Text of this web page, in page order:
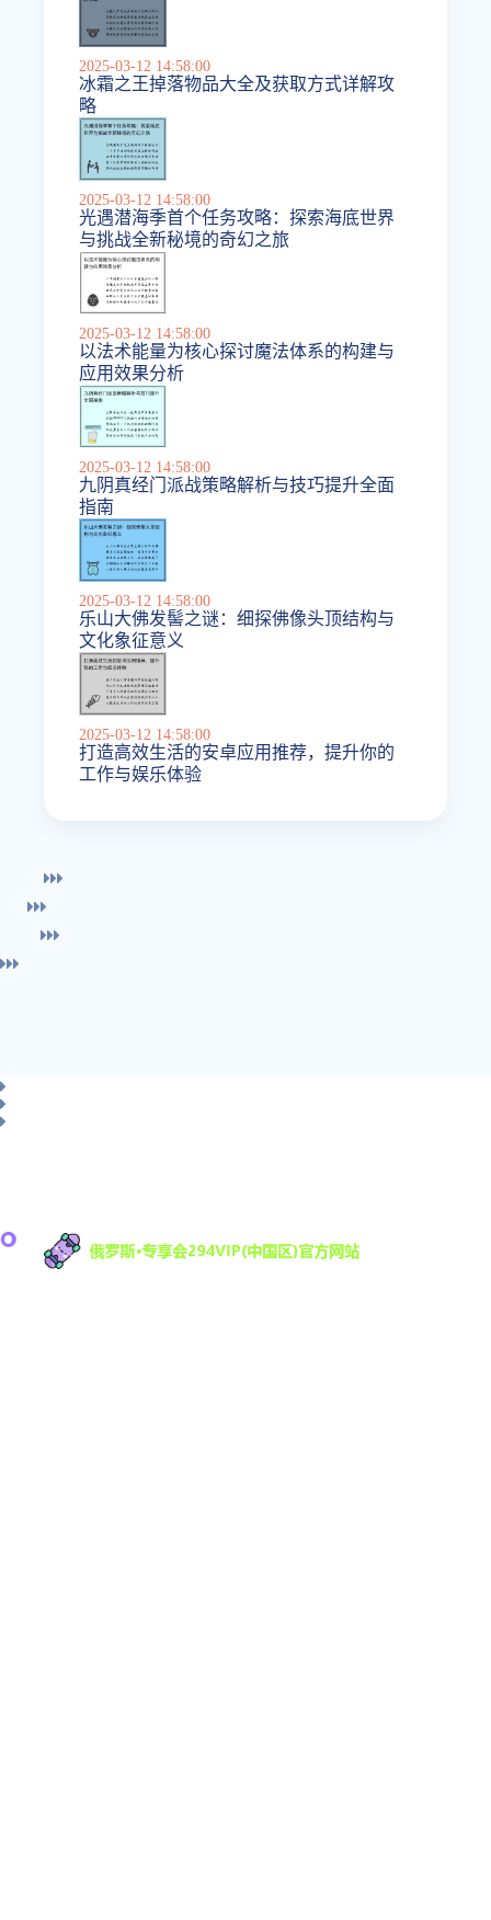
2025-03-12 14:58:00
冰霜之王掉落物品大全及获取方式详解攻
略
2025-03-12 14:58:00
光遇潜海季首个任务攻略：探索海底世界
与挑战全新秘境的奇幻之旅
2025-03-12 14:58:00
以法术能量为核心探讨魔法体系的构建与
应用效果分析
2025-03-12 14:58:00
九阴真经门派战策略解析与技巧提升全面
指南
2025-03-12 14:58:00
乐山大佛发髻之谜：细探佛像头顶结构与
文化象征意义
2025-03-12 14:58:00
打造高效生活的安卓应用推荐，提升你的
工作与娱乐体验